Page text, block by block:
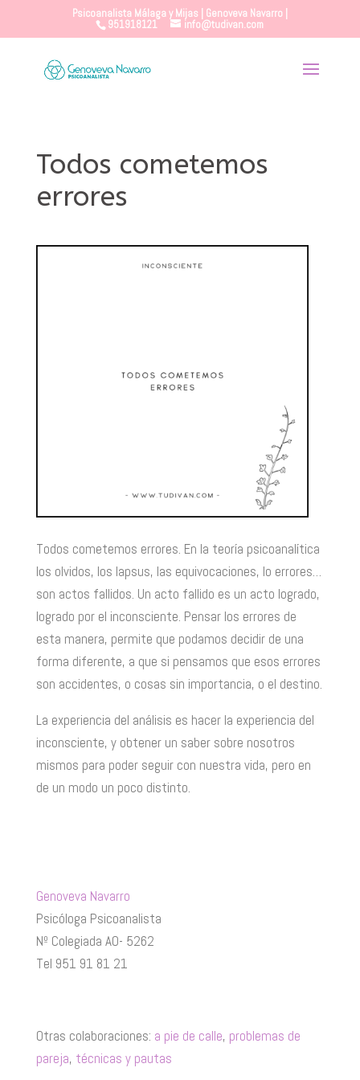
Psicoanalista Málaga y Mijas | Genoveva Navarro |
951918121
info@tudivan.com
Todos cometemos
errores
Todos cometemos errores. En la teoría psicoanalítica
los olvidos, los lapsus, las equivocaciones, lo errores…
son actos fallidos. Un acto fallido es un acto logrado,
logrado por el inconsciente. Pensar los errores de
esta manera, permite que podamos decidir de una
forma diferente, a que si pensamos que esos errores
son accidentes, o cosas sin importancia, o el destino.
La experiencia del análisis es hacer la experiencia del
inconsciente, y obtener un saber sobre nosotros
mismos para poder seguir con nuestra vida, pero en
de un modo un poco distinto.
Genoveva Navarro
Psicóloga Psicoanalista
Nº Colegiada AO- 5262
Tel 951 91 81 21
Otras colaboraciones: a pie de calle, problemas de
pareja, técnicas y pautas